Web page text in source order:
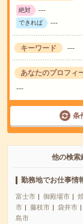
絶対 ---
できれば ---
キーワード ---
あなたのプロフィ
---
条
他の検索
勤務地でお仕事情
富士市 御殿場市
市
藤枝市 袋井市
島市